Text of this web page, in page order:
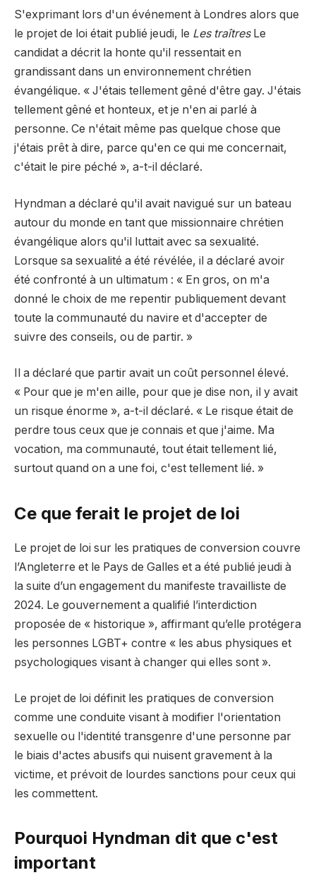
S'exprimant lors d'un événement à Londres alors que
le projet de loi était publié jeudi, le Les traîtresLe
candidat a décrit la honte qu'il ressentait en
grandissant dans un environnement chrétien
évangélique. « J'étais tellement gêné d'être gay. J'étais
tellement gêné et honteux, et je n'en ai parlé à
personne. Ce n'était même pas quelque chose que
j'étais prêt à dire, parce qu'en ce qui me concernait,
c'était le pire péché », a-t-il déclaré.
Hyndman a déclaré qu'il avait navigué sur un bateau
autour du monde en tant que missionnaire chrétien
évangélique alors qu'il luttait avec sa sexualité.
Lorsque sa sexualité a été révélée, il a déclaré avoir
été confronté à un ultimatum : « En gros, on m'a
donné le choix de me repentir publiquement devant
toute la communauté du navire et d'accepter de
suivre des conseils, ou de partir. »
Il a déclaré que partir avait un coût personnel élevé.
« Pour que je m'en aille, pour que je dise non, il y avait
un risque énorme », a-t-il déclaré. « Le risque était de
perdre tous ceux que je connais et que j'aime. Ma
vocation, ma communauté, tout était tellement lié,
surtout quand on a une foi, c'est tellement lié. »
Ce que ferait le projet de loi
Le projet de loi sur les pratiques de conversion couvre
l’Angleterre et le Pays de Galles et a été publié jeudi à
la suite d’un engagement du manifeste travailliste de
2024. Le gouvernement a qualifié l’interdiction
proposée de « historique », affirmant qu’elle protégera
les personnes LGBT+ contre « les abus physiques et
psychologiques visant à changer qui elles sont ».
Le projet de loi définit les pratiques de conversion
comme une conduite visant à modifier l'orientation
sexuelle ou l'identité transgenre d'une personne par
le biais d'actes abusifs qui nuisent gravement à la
victime, et prévoit de lourdes sanctions pour ceux qui
les commettent.
Pourquoi Hyndman dit que c'est
important